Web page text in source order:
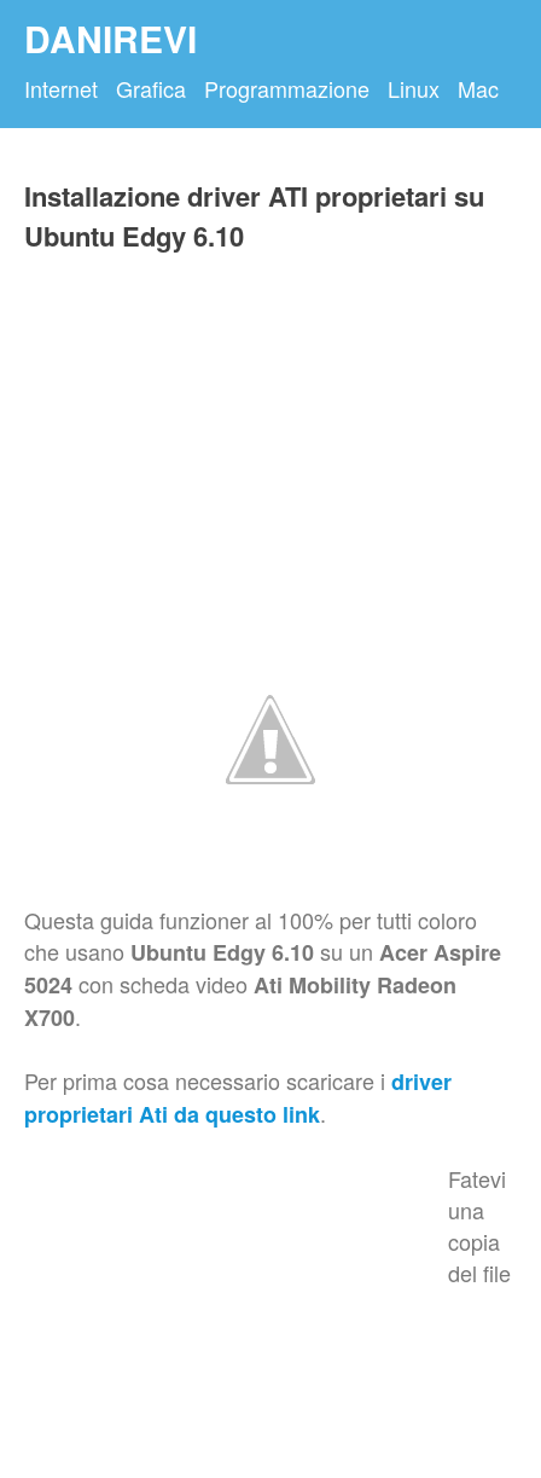
DANIREVI
Internet Grafica Programmazione Linux Mac
Installazione driver ATI proprietari su
Ubuntu Edgy 6.10
Questa guida funzioner al 100% per tutti coloro
che usano Ubuntu Edgy 6.10su un Acer Aspire
5024con scheda video Ati Mobility Radeon
X700.
Per prima cosa necessario scaricare i driver
proprietari Ati da questo link.
Fatevi
una
copia
del file